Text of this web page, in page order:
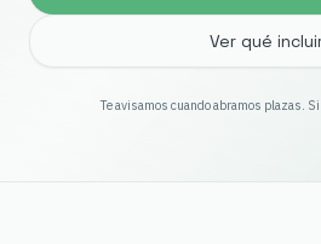
Ver qué
Te avisamos cuando abramos plazas.